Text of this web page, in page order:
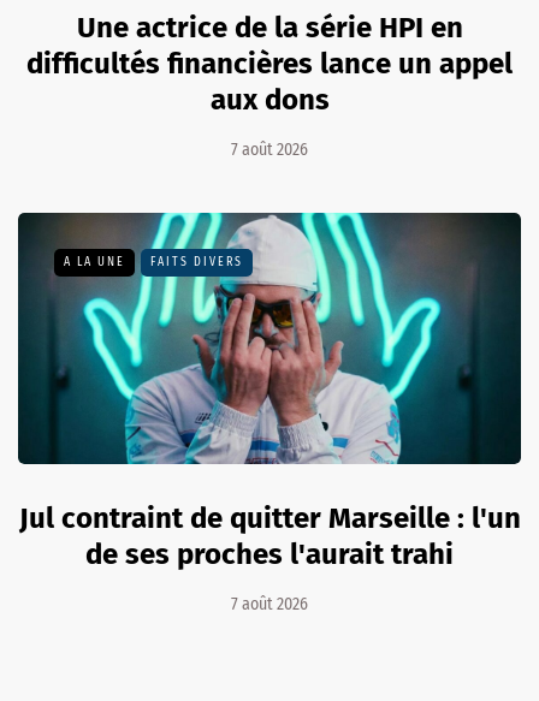
Une actrice de la série HPI en
difficultés financières lance un appel
aux dons
7 août 2026
A LA UNE FAITS DIVERS
Jul contraint de quitter Marseille : l'un
de ses proches l'aurait trahi
7 août 2026